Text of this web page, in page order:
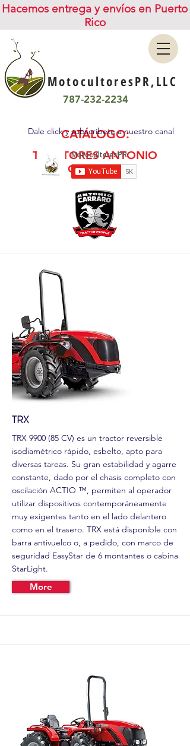
Hacemos entrega y envíos en Puerto
Rico
MotocultoresPR,LLC
787-232-2234
Dale click y subscríbete a nuestro canal
CATÁLOGO:
TRACTORES ANTONIO
CARRARO
TRX
TRX 9900 (85 CV) es un tractor reversible
isodiamétrico rápido, esbelto, apto para
diversas tareas. Su gran estabilidad y agarre
constante, dado por el chasis completo con
oscilación ACTIO ™, permiten al operador
utilizar dispositivos contemporáneamente
muy exigentes tanto en el lado delantero
como en el trasero. TRX está disponible con
barra antivuelco o, a pedido, con marco de
seguridad EasyStar de 6 montantes o cabina
StarLight.
More